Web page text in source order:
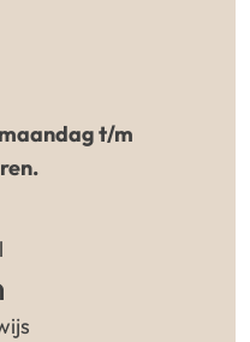
t/m